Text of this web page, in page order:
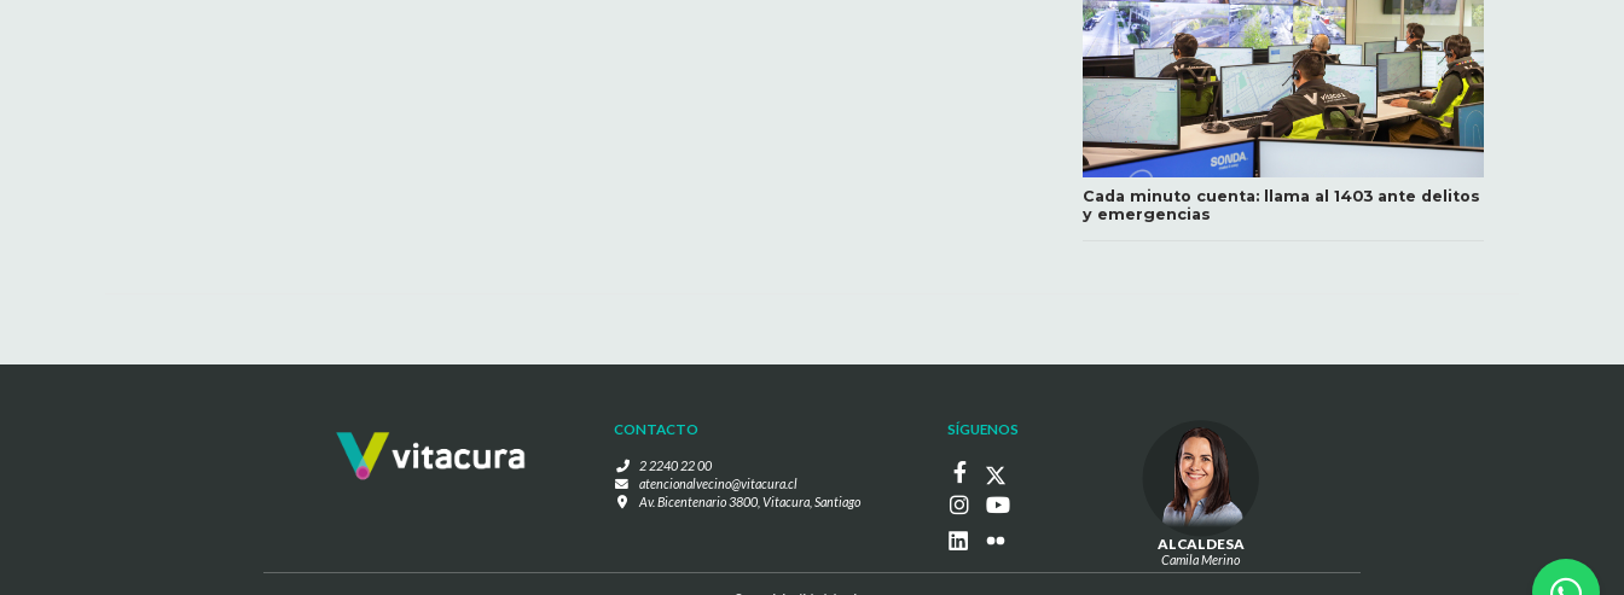
Cada minuto cuenta: llama al 1403 ante delitos
y emergencias
CONTACTO
2 2240 22 00
atencionalvecino@vitacura.cl
Av. Bicentenario 3800, Vitacura, Santiago
SÍGUENOS
ALCALDESA
Camila Merino